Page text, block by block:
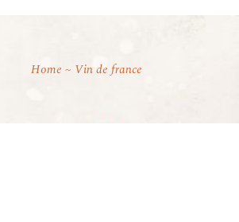
Home Vin de france